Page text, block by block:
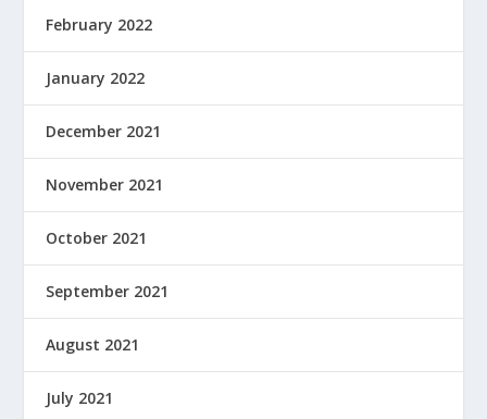
February 2022
January 2022
December 2021
November 2021
October 2021
September 2021
August 2021
July 2021